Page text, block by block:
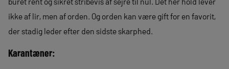
ikke af lir, men af orden. Og orden kan være gift for en favorit,
der stadig leder efter den sidste skarphed.
Karantæner: